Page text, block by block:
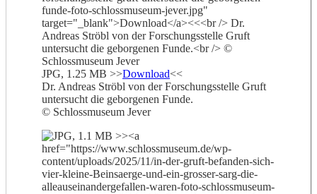
JPG, 1.25 MB >>Download<<
Dr. Andreas Ströbl von der Forschungsstelle Gruft
untersucht die geborgenen Funde.
© Schlossmuseum Jever